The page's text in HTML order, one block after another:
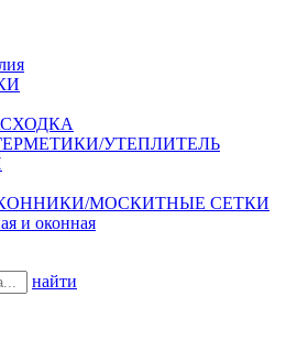
УТЕПЛИТЕЛЬ
МОСКИТНЫЕ СЕТКИ
и оконная
найти